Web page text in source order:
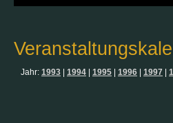
Jahr: 1993 1994 1995 1996 1997